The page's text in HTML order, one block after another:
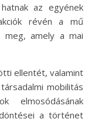
az egyének
révén a mű
meg, amely a mai
ellentét, valamint
mobilitás
a történet